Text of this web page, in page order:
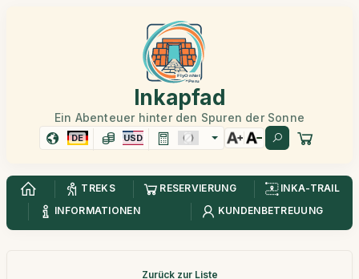
Inkapfad
Ein Abenteuer hinter den Spuren der Sonne
DE USD
TREKS RESERVIERUNG
INKA-TRAIL
INFORMATIONEN
KUNDENBETREUUNG
Zurück zur Liste